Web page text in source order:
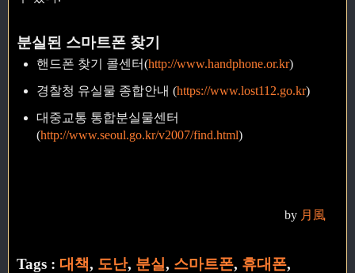
분실된 스마트폰 찾기
핸드폰 찾기 콜센터(http://www.handphone.or.kr)
경찰청 유실물 종합안내 (https://www.lost112.go.kr)
대중교통 통합분실물센터
(http://www.seoul.go.kr/v2007/find.html)
by 月風
Tags : 대책, 도난, 분실, 스마트폰, 휴대폰,